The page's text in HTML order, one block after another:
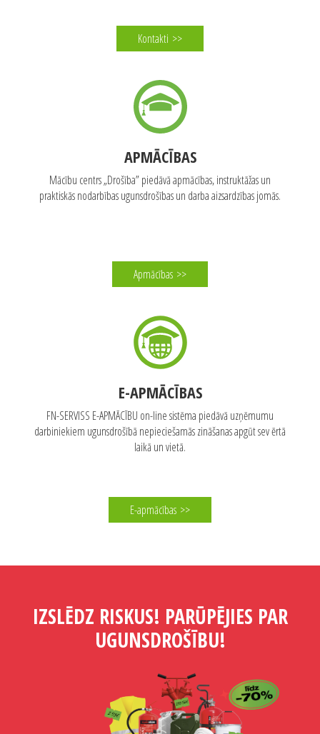
Kontakti >>
APMĀCĪBAS
Mācību centrs „Drošība” piedāvā apmācības, instruktāžas un
praktiskās nodarbības ugunsdrošības un darba aizsardzības jomās.
Apmācības >>
E-APMĀCĪBAS
FN-SERVISS E-APMĀCĪBU on-line sistēma piedāvā uzņēmumu
darbiniekiem ugunsdrošībā nepieciešamās zināšanas apgūt sev ērtā
laikā un vietā.
E-apmācības >>
IZSLĒDZ RISKUS! PARŪPĒJIES PAR
UGUNSDROŠĪBU!